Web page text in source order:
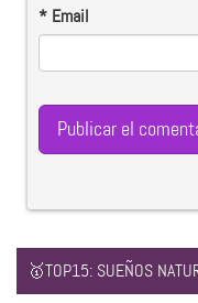
* Email
🥇TOP15: SUEÑOS